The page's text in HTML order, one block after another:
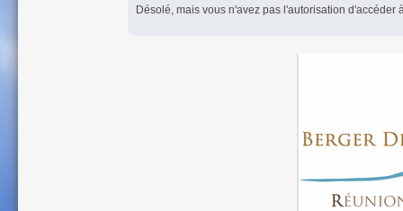
Désolé, mais vous n'avez pas l'autorisation d'accéder